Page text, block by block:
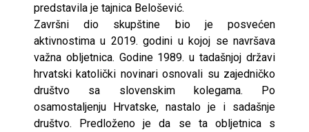
predstavila je tajnica Belošević.
Završni dio skupštine bio je posvećen
aktivnostima u 2019. godini u kojoj se navršava
važna obljetnica. Godine 1989. u tadašnjoj državi
hrvatski katolički novinari osnovali su zajedničko
društvo sa slovenskim kolegama. Po
osamostaljenju Hrvatske, nastalo je i sadašnje
društvo. Predloženo je da se ta obljetnica s